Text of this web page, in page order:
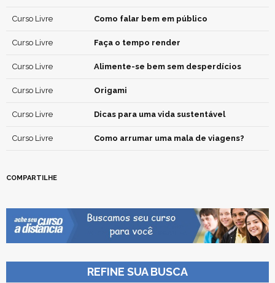
Curso Livre Como falar bem em público
Curso Livre Faça o tempo render
Curso Livre Alimente-se bem sem desperdícios
Curso Livre Origami
Curso Livre Dicas para uma vida sustentável
Curso Livre Como arrumar uma mala de viagens?
COMPARTILHE
REFINE SUA BUSCA